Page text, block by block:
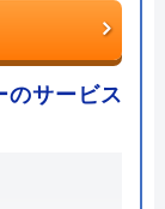
せんで
ため、水ま
業者でしょ
のサービス